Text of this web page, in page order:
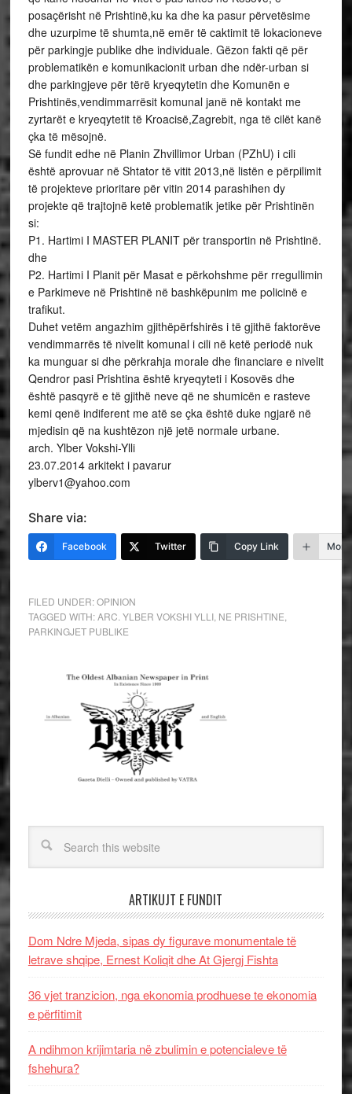
posaçërisht në Prishtinë,ku ka dhe ka pasur përvetësime
dhe uzurpime të shumta,në emër të caktimit të lokacioneve
për parkingje publike dhe individuale. Gëzon fakti që për
problematikën e komunikacionit urban dhe ndër-urban si
dhe parkingjeve për tërë kryeqytetin dhe Komunën e
Prishtinës,vendimmarrësit komunal janë në kontakt me
zyrtarët e kryeqytetit të Kroacisë,Zagrebit, nga të cilët kanë
çka të mësojnë.
Së fundit edhe në Planin Zhvillimor Urban (PZhU) i cili
është aprovuar në Shtator të vitit 2013,në listën e përpilimit
të projekteve prioritare për vitin 2014 parashihen dy
projekte që trajtojnë ketë problematik jetike për Prishtinën
si:
P1. Hartimi I MASTER PLANIT për transportin në Prishtinë.
dhe
P2. Hartimi I Planit për Masat e përkohshme për rregullimin
e Parkimeve në Prishtinë në bashkëpunim me policinë e
trafikut.
Duhet vetëm angazhim gjithëpërfshirës i të gjithë faktorëve
vendimmarrës të nivelit komunal i cili në ketë periodë nuk
ka munguar si dhe përkrahja morale dhe financiare e nivelit
Qendror pasi Prishtina është kryeqyteti i Kosovës dhe
është pasqyrë e të gjithë neve që ne shumicën e rasteve
kemi qenë indiferent me atë se çka është duke ngjarë në
mjedisin që na kushtëzon një jetë normale urbane.
arch. Ylber Vokshi-Ylli
23.07.2014 arkitekt i pavarur
ylberv1@yahoo.com
Share via:
Facebook Twitter Copy Link More
FILED UNDER:OPINION
TAGGED WITH:ARC. YLBER VOKSHI YLLI, NE PRISHTINE
PARKINGJET PUBLIKE
ARTIKUJT E FUNDIT
Dom Ndre Mjeda, sipas dy figurave monumentale të
letrave shqipe, Ernest Koliqit dhe At Gjergj Fishta
36 vjet tranzicion, nga ekonomia prodhuese te ekonomia
e përfitimit
A ndihmon krijimtaria në zbulimin e potencialeve të
fshehura?